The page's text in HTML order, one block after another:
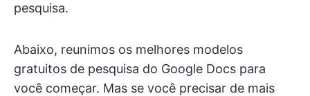
pesquisa.
Abaixo, reunimos os melhores modelos
gratuitos de pesquisa do Google Docs para
você começar. Mas se você precisar de mais